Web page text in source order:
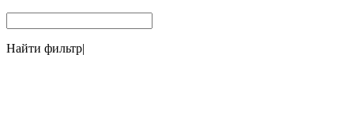
Найти фильтр|